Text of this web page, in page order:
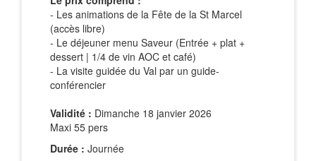
- Les animations de la Fête de la St Marcel
(accès libre)
- Le déjeuner menu Saveur (Entrée + plat +
dessert | 1/4 de vin AOC et café)
- La visite guidée du Val par un guide-
conférencier
Validité : Dimanche 18 janvier 2026
Maxi 55 pers
Durée : Journée